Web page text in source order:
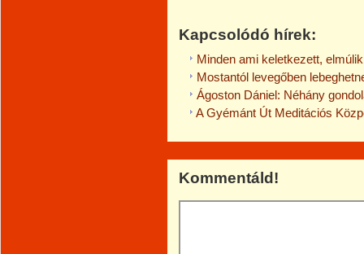
Kapcsolódó hírek:
Minden ami keletkezett, elmúlik
Mostantól levegőben
Ágoston Dániel: Néhány
A Gyémánt Út Meditációs
Kommentáld!